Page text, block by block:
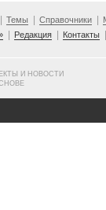
Темы Справочники
Редакция Контакты
И НОВОСТИ